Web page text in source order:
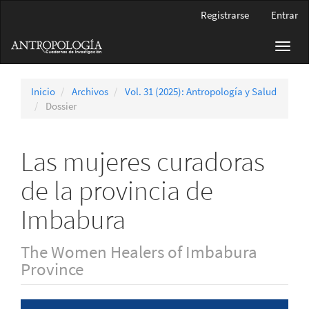
principal
Barra
Registrarse Entrar
Inicio Archivos
Vol. 31 (2025): Antropología y Salud
Dossier
Las mujeres curadoras
de la provincia de
Imbabura
The Women Healers of Imbabura
Province